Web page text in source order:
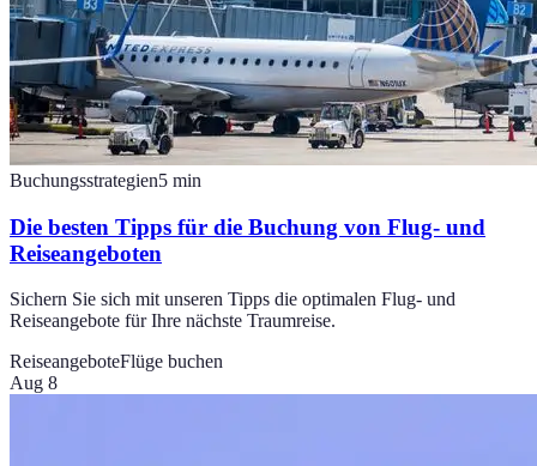
Buchungsstrategien5 min
Die besten Tipps für die Buchung von Flug- und
Reiseangeboten
Sichern Sie sich mit unseren Tipps die optimalen Flug- und
Reiseangebote für Ihre nächste Traumreise.
ReiseangeboteFlüge buchen
Aug 8